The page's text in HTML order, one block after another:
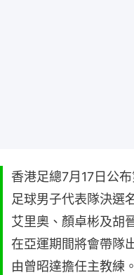
香港足總7月17日公
足球男子代表隊決選
艾里奧、顏卓彬及胡
在亞運期間將會帶隊
由曾昭達擔任主教練。